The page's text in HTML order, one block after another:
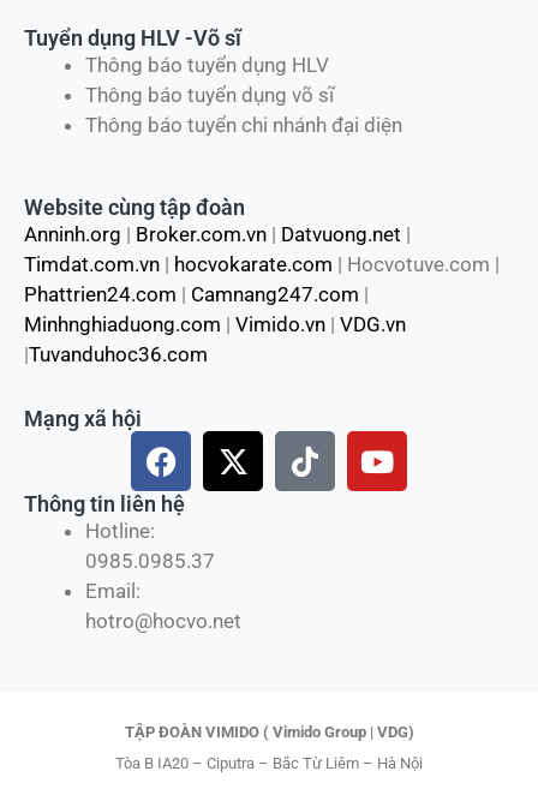
Tuyển dụng HLV -Võ sĩ
Thông báo tuyển dụng HLV
Thông báo tuyển dụng võ sĩ
Thông báo tuyển chi nhánh đại diện
Website cùng tập đoàn
Anninh.org | Broker.com.vn | Datvuong.net |
Timdat.com.vn | hocvokarate.com | Hocvotuve.com |
Phattrien24.com | Camnang247.com |
Minhnghiaduong.com | Vimido.vn | VDG.vn
|Tuvanduhoc36.com
Hotline:
0985.0985.37
Email:
hotro@hocvo.net
Mạng xã hội
F
a
c
b
o
X
-
t
T
i
Y
o
Thông tin liên hệ
TẬP ĐOÀN VIMIDO ( Vimido Group | VDG)
Tòa B IA20 – Ciputra – Bắc Từ Liêm – Hà Nội